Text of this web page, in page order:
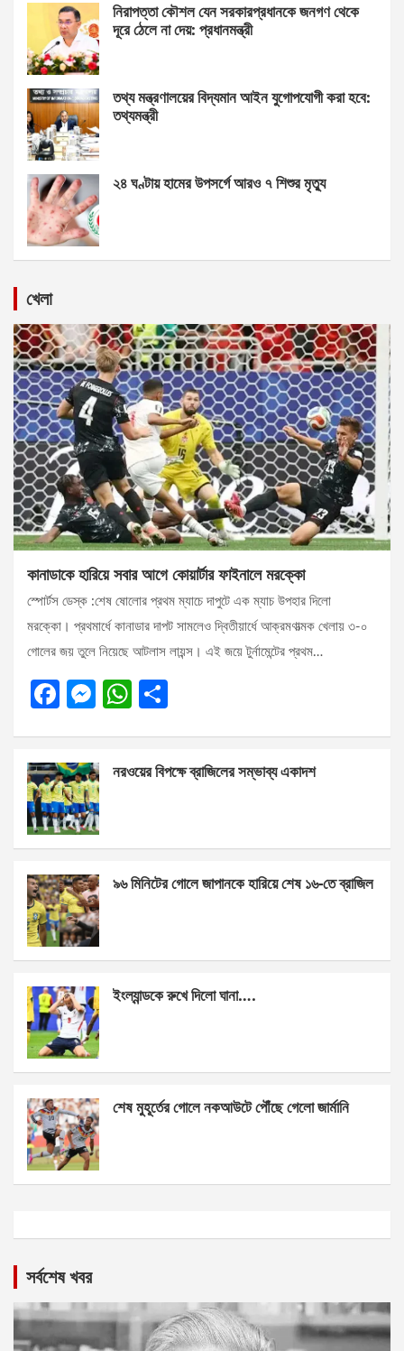
নিরাপত্তা কৌশল যেন সরকারপ্রধানকে জনগণ থেকে
দূরে ঠেলে না দেয়: প্রধানমন্ত্রী
তথ্য মন্ত্রণালয়ের বিদ্যমান আইন যুগোপযোগী করা হবে:
তথ্যমন্ত্রী
২৪ ঘণ্টায় হামের উপসর্গে আরও ৭ শিশুর মৃত্যু
খেলা
কানাডাকে হারিয়ে সবার আগে কোয়ার্টার ফাইনালে মরক্কো
স্পোর্টস ডেস্ক :শেষ ষোলোর প্রথম ম্যাচে দাপুটে এক ম্যাচ উপহার দিলো
মরক্কো। প্রথমার্ধে কানাডার দাপট সামলেও দ্বিতীয়ার্ধে আক্রমণাত্মক খেলায় ৩-০
গোলের জয় তুলে নিয়েছে আটলাস লায়ন্স। এই জয়ে টুর্নামেন্টের প্রথম…
F
b
o
o
k
M
n
g
er
W
s
p
e
নরওয়ের বিপক্ষে ব্রাজিলের সম্ভাব্য একাদশ
৯৬ মিনিটের গোলে জাপানকে হারিয়ে শেষ ১৬-তে ব্রাজিল
ইংল্যান্ডকে রুখে দিলো ঘানা….
শেষ মুহূর্তের গোলে নকআউটে পৌঁছে গেলো জার্মানি
সর্বশেষ খবর